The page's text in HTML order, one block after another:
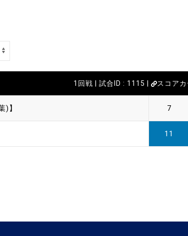
1回戦 | 試合ID : 1115 | スコアカ
)】 7
11